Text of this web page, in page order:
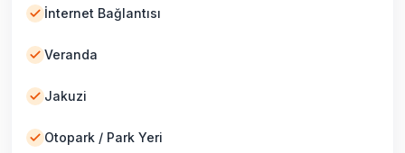
İnternet Bağlantısı
Veranda
Jakuzi
Otopark / Park Yeri